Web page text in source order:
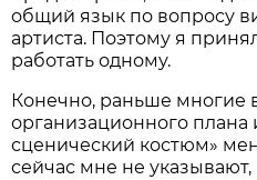
общий язык по вопросу
артиста. Поэтому я
работать одному.
Конечно, раньше многие
организационного плана
сценический костюм»
сейчас мне не указывают,